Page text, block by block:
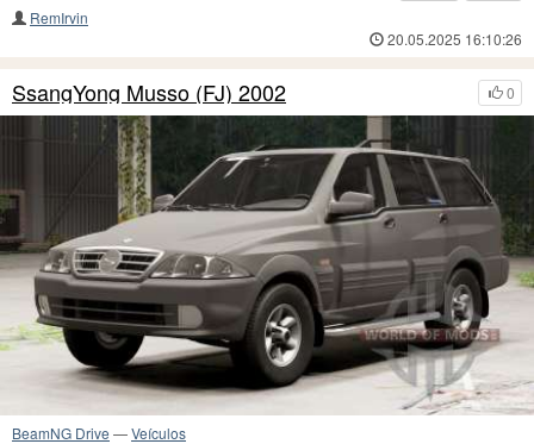
RemIrvin
20.05.2025 16:10:26
0
SsangYong Musso (FJ) 2002
BeamNG Drive —Veículos